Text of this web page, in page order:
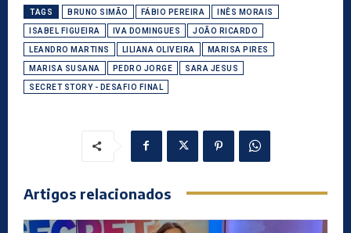
TAGS BRUNO SIMÃO FÁBIO PEREIRA INÊS MORAIS
ISABEL FIGUEIRA IVA DOMINGUES JOÃO RICARDO
LEANDRO MARTINS LILIANA OLIVEIRA MARISA PIRES
MARISA SUSANA PEDRO JORGE SARA JESUS
SECRET STORY - DESAFIO FINAL
Artigos relacionados